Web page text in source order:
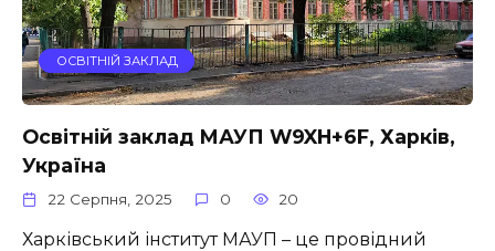
ОСВІТНІЙ ЗАКЛАД
Освітній заклад МАУП W9XH+6F, Харків,
Україна
22 Серпня, 2025 0 20
Харківський інститут МАУП – це провідний